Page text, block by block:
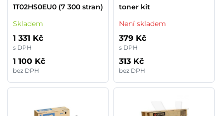
1T02HS0EU0 (7 300 stran)
Skladem
1 331 Kč
s DPH
1 100 Kč
bez DPH
toner kit
Není skladem
379 Kč
s DPH
313 Kč
bez DPH